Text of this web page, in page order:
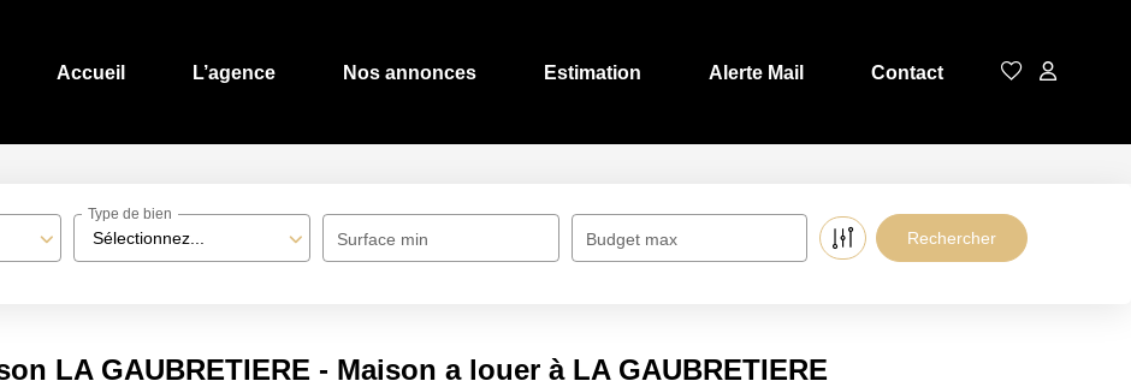
Accueil L’agence Nos annonces Estimation Alerte Mail Contact
Sélectionnez...
Type de bien
Surface min Budget max
LA GAUBRETIERE - Maison a louer à LA GAUBRETIERE